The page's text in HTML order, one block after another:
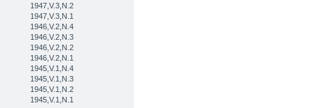
1947,V.3,N.2
1947,V.3,N.1
1946,V.2,N.4
1946,V.2,N.3
1946,V.2,N.2
1946,V.2,N.1
1945,V.1,N.4
1945,V.1,N.3
1945,V.1,N.2
1945,V.1,N.1